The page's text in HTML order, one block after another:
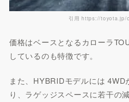
引用 https://toyota.jp/
価格はベースとなるカローラ
しているのも特徴です。
また、HYBRIDモデルには
り、ラゲッジスペースに若干の